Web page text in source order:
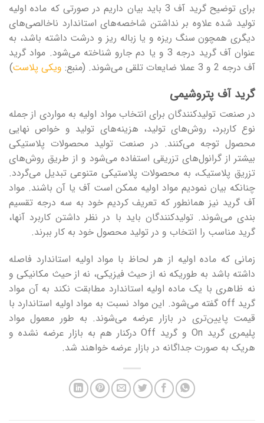
برای توضیح گرید آف 3 باید بیان داریم در صورتی که ماده اولیه
تولید شده علاوه بر نداشتن شاخصه‌های استاندارد ناخالصی‌های
دیگری همچون سنگ ریزه و یا زباله ریز و درشت داشته باشد، به
عنوان آف گرید درجه 3 و یا دم جارو شناخته می‌شود. مواد گرید
آف درجه 2 و 3 عملا ضایعات تلقی می‌شوند. (منبع:
ویکی پلاست)
گرید آف پتروشیمی
در صنعت تولیدکنندگان برای انتخاب مواد اولیه به مواردی از جمله
نوع کاربرد، روش‌های تولید، هزینه‌های تولید و خواص نهایی
محصول توجه می‌کنند. در صنعت تولید محصولات پلاستیکی
بیشتر از گرانول‌های تزریقی استفاده می‌شود و از طریق روش‌های
تزریق پلاستیک، به محصولات پلاستیکی متنوعی تبدیل می‌گردد.
چنانکه بیان نمودیم مواد اولیه ممکن است آف یا آن باشند. مواد
آف گرید نیز همانطور که تعریف کردیم خود به سه درجه تقسیم
بندی می‌شوند. تولیدکنندگان باید با در نظر داشتن کاربرد آنها،
گرید مناسب را انتخاب و در تولید محصول خود به کار ببرند.
زمانی که ماده اولیه از هر لحاظ با مواد اولیه استاندارد فاصله
داشته باشد به طوریکه نه از حیث فیزیکی، نه از حیث مکانیکی و
نه ظاهری با یک ماده اولیه استاندارد مطابقت نکند به آن مواد
گرید off گفته می‌شود. این مواد نسبت به مواد اولیه استاندارد با
قیمت پایین‌تری در بازار عرضه می‌شوند. به طور معمول مواد
پلیمری گرید On و گرید Off درکنار هم به بازار عرضه نشده و
هریک به صورت جداگانه در بازار عرضه خواهند شد.